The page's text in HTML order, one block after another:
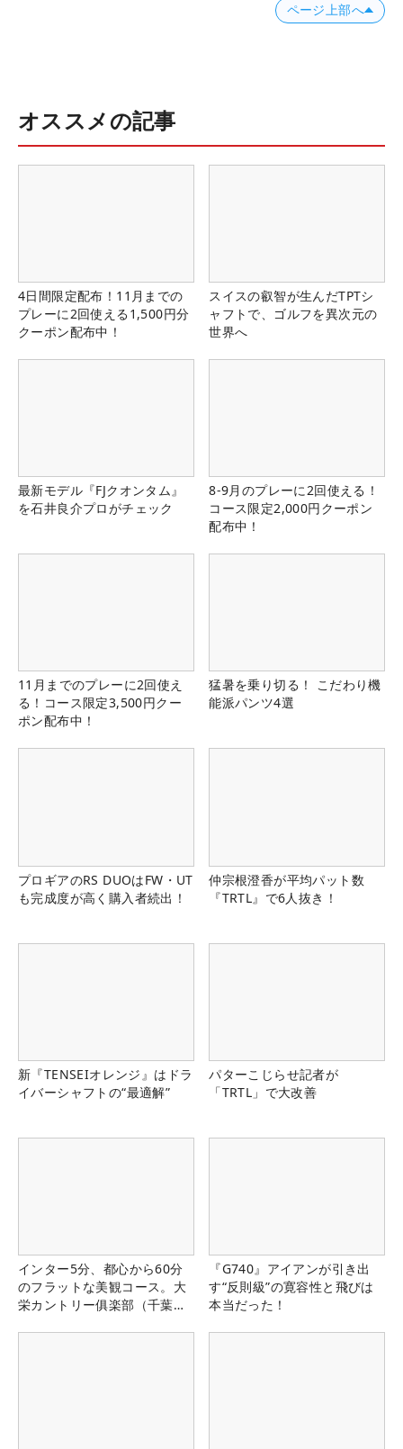
ページ上部へ
オススメの記事
4日間限定配布！11月までの
プレーに2回使える1,500円分
クーポン配布中！
スイスの叡智が生んだTPTシ
ャフトで、ゴルフを異次元の
世界へ
最新モデル『FJクオンタム』
を石井良介プロがチェック
8-9月のプレーに2回使える！
コース限定2,000円クーポン
配布中！
11月までのプレーに2回使え
る！コース限定3,500円クー
ポン配布中！
猛暑を乗り切る！ こだわり機
能派パンツ4選
プロギアのRS DUOはFW・UT
も完成度が高く購入者続出！
仲宗根澄香が平均パット数
『TRTL』で6人抜き！
新『TENSEIオレンジ』はドラ
イバーシャフトの“最適解”
パターこじらせ記者が
「TRTL」で大改善
インター5分、都心から60分
のフラットな美観コース。大
栄カントリー俱楽部（千葉
『G740』アイアンが引き出
す“反則級”の寛容性と飛びは
本当だった！